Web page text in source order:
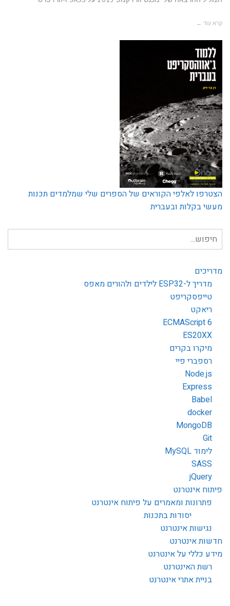
קרא עוד ←
הצטרפו לאלפי הקוראים של הספרים שלי שמלמדים תכנות
מעשי בקלות ובעברית
חיפוש
עבור:
מדריכים
מדריך ל-ESP32 לילדים ולהורים מאפס
טייפסקריפט
ריאקט
ECMAScript 6
ES20XX
מיקרו בקרים
רספברי פיי
Node.js
Express
Babel
docker
MongoDB
Git
לימוד MySQL
SASS
jQuery
פיתוח אינטרנט
פתרונות ומאמרים על פיתוח אינטרנט
יסודות בתכנות
נגישות אינטרנט
חדשות אינטרנט
מידע כללי על אינטרנט
רשת האינטרנט
בניית אתרי אינטרנט